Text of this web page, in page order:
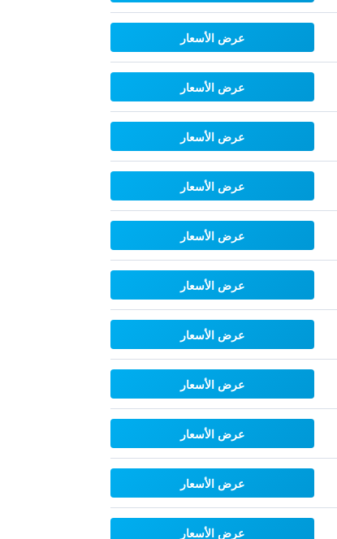
عرض الأسعار
عرض الأسعار
عرض الأسعار
عرض الأسعار
عرض الأسعار
عرض الأسعار
عرض الأسعار
عرض الأسعار
عرض الأسعار
عرض الأسعار
عرض الأسعار